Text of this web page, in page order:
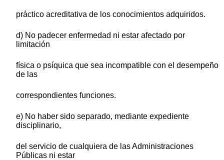
práctico acreditativa de los conocimientos adquiridos.
d) No padecer enfermedad ni estar afectado por
limitación
física o psíquica que sea incompatible con el desempeño
de las
correspondientes funciones.
e) No haber sido separado, mediante expediente
disciplinario,
del servicio de cualquiera de las Administraciones
Públicas ni estar